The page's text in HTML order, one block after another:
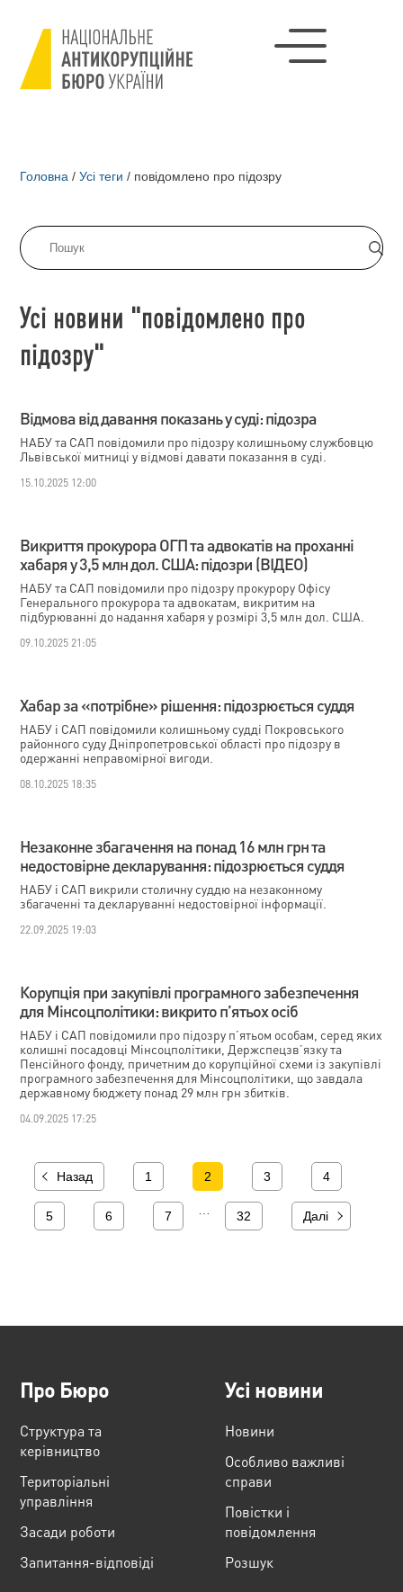
Головна / Усі теги / повідомлено про підозру
Усі новини "повідомлено про
підозру"
Відмова від давання показань у суді: підозра
НАБУ та САП повідомили про підозру колишньому службовцю
Львівської митниці у відмові давати показання в суді.
15.10.2025 12:00
Викриття прокурора ОГП та адвокатів на проханні
хабаря у 3,5 млн дол. США: підозри (ВІДЕО)
НАБУ та САП повідомили про підозру прокурору Офісу
Генерального прокурора та адвокатам, викритим на
підбурюванні до надання хабаря у розмірі 3,5 млн дол. США.
09.10.2025 21:05
Хабар за «потрібне» рішення: підозрюється суддя
НАБУ і САП повідомили колишньому судді Покровського
районного суду Дніпропетровської області про підозру в
одержанні неправомірної вигоди.
08.10.2025 18:35
Незаконне збагачення на понад 16 млн грн та
недостовірне декларування: підозрюється суддя
НАБУ і САП викрили столичну суддю на незаконному
збагаченні та декларуванні недостовірної інформації.
22.09.2025 19:03
Корупція при закупівлі програмного забезпечення
для Мінсоцполітики: викрито п’ятьох осіб
НАБУ і САП повідомили про підозру п’ятьом особам, серед яких
колишні посадовці Мінсоцполітики, Держспецзв’язку та
Пенсійного фонду, причетним до корупційної схеми із закупівлі
програмного забезпечення для Мінсоцполітики, що завдала
державному бюджету понад 29 млн грн збитків.
04.09.2025 17:25
Назад 1 2 3 4
5 6 7 32 Далі
Про Бюро
Структура та
керівництво
Територіальні
управління
Засади роботи
Запитання-відповіді
Усі новини
Новини
Особливо важливі
справи
Повістки і
повідомлення
Розшук